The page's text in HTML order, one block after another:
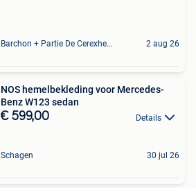
Barchon + Partie De Cerexhe - Heuseux, De Evegnee - Tignee 2 aug 26
NOS hemelbekleding voor Mercedes-
Benz W123 sedan
€ 599,00 Details
Schagen 30 jul 26